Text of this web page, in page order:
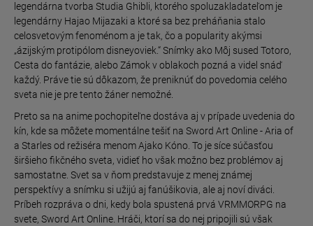
legendárna tvorba Studia Ghibli, ktorého spoluzakladateľom je
legendárny Hajao Mijazaki a ktoré sa bez preháňania stalo
celosvetovým fenoménom a je tak, čo a popularity akýmsi
„ázijským protipólom disneyoviek.“ Snímky ako Môj sused Totoro,
Cesta do fantázie, alebo Zámok v oblakoch pozná a videl snáď
každý. Práve tie sú dôkazom, že preniknúť do povedomia celého
sveta nie je pre tento žáner nemožné.
Preto sa na anime pochopiteľne dostáva aj v prípade uvedenia do
kín, kde sa môžete momentálne tešiť na Sword Art Online - Aria of
a Starles od režiséra menom Ajako Kóno. To je síce súčasťou
širšieho fikčného sveta, vidieť ho však možno bez problémov aj
samostatne. Svet sa v ňom predstavuje z menej známej
perspektívy a snímku si užijú aj fanúšikovia, ale aj noví diváci.
Príbeh rozpráva o dni, kedy bola spustená prvá VRMMORPG na
svete, Sword Art Online. Hráči, ktorí sa do nej pripojili sú však